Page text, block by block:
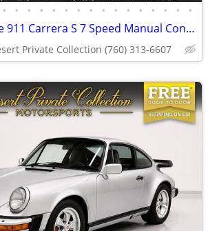
• • • • • • • • • • • • • • • •
This 2013 Porsche 911 Carrera S 7 Speed Manual Convertible is simply E
Private Collection (760) 313-6607